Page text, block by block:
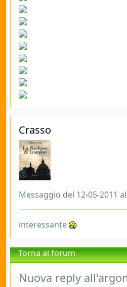
Crasso
Messaggio del 12-05-2011
interessante
Torna al forum
Nuova reply